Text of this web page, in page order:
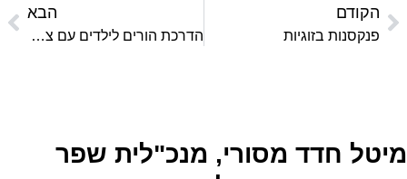
הקודם
פנקסנות בזוגיות
הבא
מיטל חדד מסורי, מנכ"לית שפר